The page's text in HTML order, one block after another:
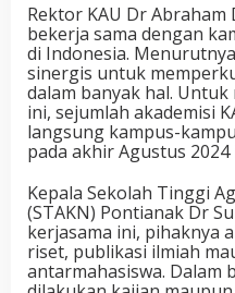
Rektor KAU Dr
bekerja sama dengan
di Indonesia.
sinergis untuk
dalam banyak hal.
ini, sejumlah akademisi
langsung kampus-
pada akhir Agustus 2024
Kepala Sekolah Tinggi
(STAKN) Pontianak Dr
kerjasama ini, pihaknya
riset, publikasi ilmiah
antarmahasiswa. Dalam